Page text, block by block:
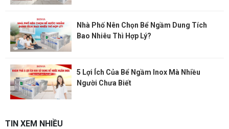
Nhà Phố Nên Chọn Bể Ngầm Dung Tích
Bao Nhiêu Thì Hợp Lý?
5 Lợi Ích Của Bể Ngầm Inox Mà Nhiều
Người Chưa Biết
TIN XEM NHIỀU